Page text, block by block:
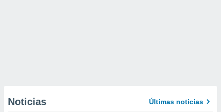
Noticias Últimas noticias